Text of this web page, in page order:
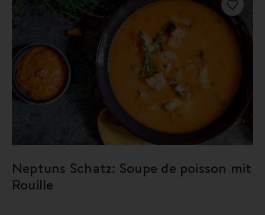
Neptuns Schatz: Soupe de poisson mit
Rouille